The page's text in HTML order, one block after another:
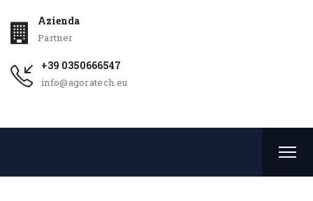
Azienda
Partner
+39 0350666547
info@agoratech.eu